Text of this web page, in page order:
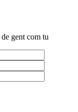
gent com tu